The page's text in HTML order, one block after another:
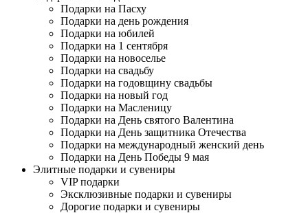
Подарки на Пасху
Подарки на день рождения
Подарки на юбилей
Подарки на 1 сентября
Подарки на новоселье
Подарки на свадьбу
Подарки на годовщину свадьбы
Подарки на новый год
Подарки на Масленицу
Подарки на День святого Валентина
Подарки на День защитника Отечества
Подарки на международный женский день
Подарки на День Победы 9 мая
Элитные подарки и сувениры
VIP подарки
Эксклюзивные подарки и сувениры
Дорогие подарки и сувениры